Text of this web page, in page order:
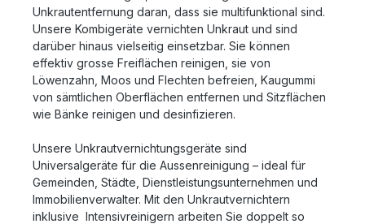
Unkrautentfernung daran, dass sie multifunktional sind.
Unsere Kombigeräte vernichten Unkraut und sind
darüber hinaus vielseitig einsetzbar. Sie können
effektiv grosse Freiflächen reinigen, sie von
Löwenzahn, Moos und Flechten befreien, Kaugummi
von sämtlichen Oberflächen entfernen und Sitzflächen
wie Bänke reinigen und desinfizieren.
Unsere Unkrautvernichtungsgeräte sind
Universalgeräte für die Aussenreinigung – ideal für
Gemeinden, Städte, Dienstleistungsunternehmen und
Immobilienverwalter. Mit den Unkrautvernichtern
inklusive Intensivreinigern arbeiten Sie doppelt so